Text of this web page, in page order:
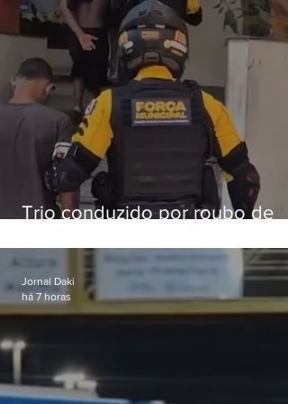
Trio conduzido por roubo de
passagens
Jornal Daki
há 7 horas